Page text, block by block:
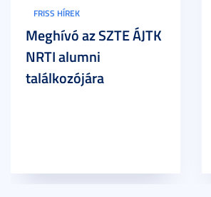
FRISS HÍREK
Meghívó az SZTE ÁJTK
NRTI alumni
találkozójára